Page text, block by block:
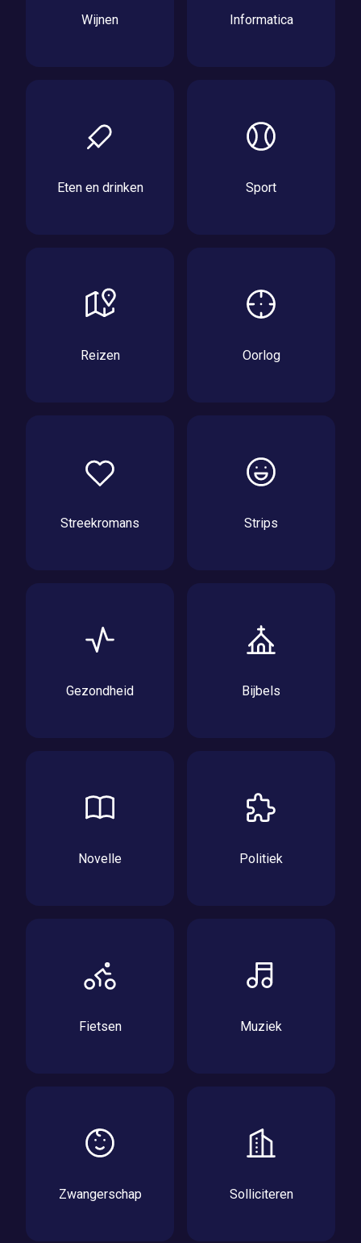
Wijnen Informatica
Eten en drinken Sport
Reizen Oorlog
Streekromans Strips
Gezondheid Bijbels
Novelle Politiek
Fietsen Muziek
Zwangerschap Solliciteren